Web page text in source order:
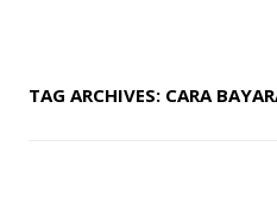
TAG ARCHIVES: CARA